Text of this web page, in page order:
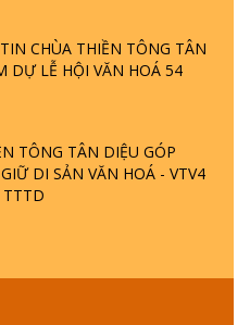
CHÙA THIỀN TÔNG TÂN
DỰ LỄ HỘI VĂN HOÁ 54
TÔNG TÂN DIỆU GÓP
DI SẢN VĂN HOÁ - VTV4